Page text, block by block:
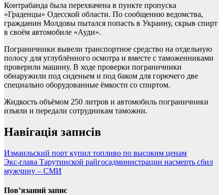
Контрабанда была перехвачена в пункте пропуска
«Граденцы» Одесской области. По сообщению ведомства,
гражданин Молдовы пытался попасть в Украину, скрыв спирт
в своём автомобиле «Ауди».
Пограничники вывели транспортное средство на отдельную
полосу для углублённого осмотра и вместе с таможенниками
проверили машину. В ходе проверки пограничники
обнаружили под сиденьем и под баком для горючего две
специально оборудованные ёмкости со спиртом.
Жидкость объёмом 250 литров и автомобиль пограничники
изъяли и передали сотрудникам таможни.
Навігація записів
Измаильский порт купил топливо по высоким ценам
Экс-глава Тарутинской райгосадминистрации насмерть сбил
мужчину – СМИ
Пов’язаний запис